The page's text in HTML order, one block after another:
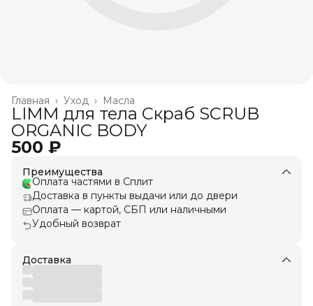
Масла
Уход ›
Главная ›
LIMM для тела Скраб SCRUB
ORGANIC BODY
500 ₽
Преимущества
Оплата частями в Сплит
Доставка в пункты выдачи или до двери
Оплата — картой, СБП или наличными
Удобный возврат
Доставка